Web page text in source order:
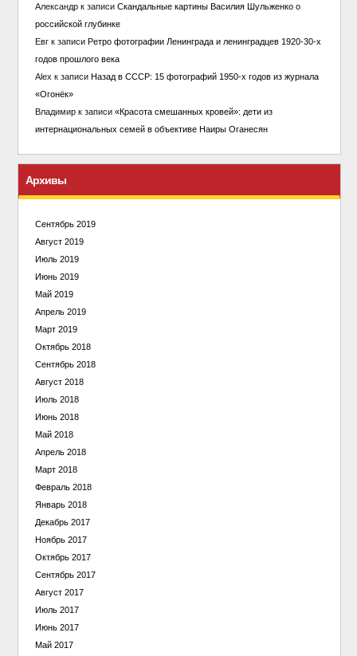
Александрк записи Скандальные картины Василия Шульженко о
российской глубинке
Евгк записи Ретро фотографии Ленинграда и ленинградцев 1920-30-х
годов прошлого века
Alex к записи Назад в СССР: 15 фотографий 1950-х годов из журнала
«Огонёк»
Владимирк записи «Красота смешанных кровей»: дети из
интернациональных семей в объективе Наиры Оганесян
Архивы
Сентябрь 2019
Август 2019
Июль 2019
Июнь 2019
Май 2019
Апрель 2019
Март 2019
Октябрь 2018
Сентябрь 2018
Август 2018
Июль 2018
Июнь 2018
Май 2018
Апрель 2018
Март 2018
Февраль 2018
Январь 2018
Декабрь 2017
Ноябрь 2017
Октябрь 2017
Сентябрь 2017
Август 2017
Июль 2017
Июнь 2017
Май 2017